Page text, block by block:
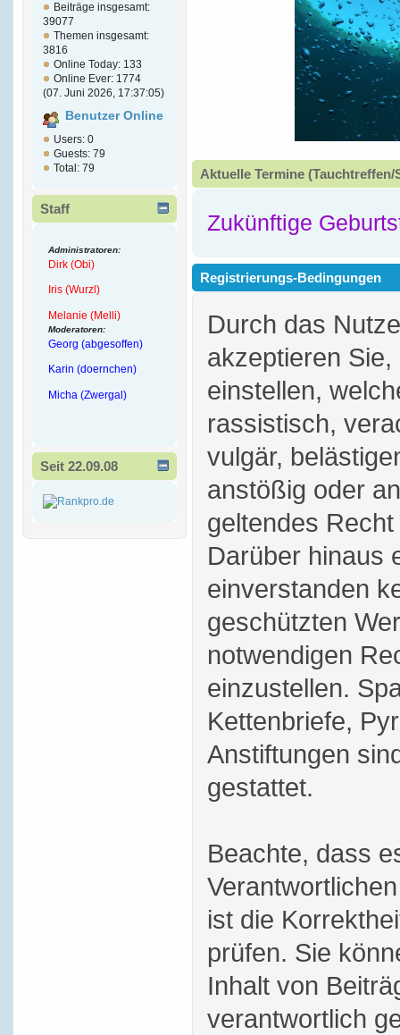
Beiträge insgesamt:
39077
Themen insgesamt:
3816
Online Today: 133
Online Ever: 1774
(07. Juni 2026, 17:37:05)
Benutzer Online
Users: 0
Guests: 79
Total: 79
Staff
Administratoren:
Dirk (Obi)
Iris (Wurzl)
Melanie (Melli)
Moderatoren:
Georg (abgesoffen)
Karin (doernchen)
Micha (Zwergal)
Seit 22.09.08
Aktuelle Termine
Zukünftige
Registrierungs-Bedingungen
Durch das
akzeptieren
einstellen,
rassistisch,
vulgär,
anstößig oder
geltendes
Darüber hinaus
einverstanden
geschützten
notwendigen
einzustellen.
Kettenbriefe,
Anstiftungen
gestattet.
Beachte, dass
ist die
prüfen. Sie
Inhalt von
verantwortlich